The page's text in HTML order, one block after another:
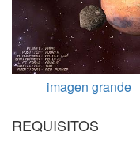
imagen grande
REQUISITOS